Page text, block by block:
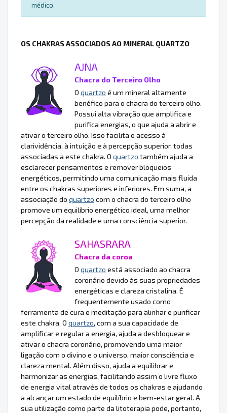
médico.
OS CHAKRAS ASSOCIADOS AO MINERAL QUARTZO
AJNA
Chacra do Terceiro Olho
O quartzo é um mineral altamente
benéfico para o chacra do terceiro olho.
Possui alta vibração que amplifica e
purifica energias, o que ajuda a abrir e
ativar o terceiro olho. Isso facilita o acesso à
clarividência, à intuição e à percepção superior, todas
associadas a este chakra. O quartzo também ajuda a
esclarecer pensamentos e remover bloqueios
energéticos, permitindo uma comunicação mais fluida
entre os chakras superiores e inferiores. Em suma, a
associação do quartzo com o chacra do terceiro olho
promove um equilíbrio energético ideal, uma melhor
percepção da realidade e uma consciência superior.
SAHASRARA
Chacra da coroa
O quartzo está associado ao chacra
coronário devido às suas propriedades
energéticas e clareza cristalina. É
frequentemente usado como
ferramenta de cura e meditação para alinhar e purificar
este chakra. O quartzo, com a sua capacidade de
amplificar e regular a energia, ajuda a desbloquear e
ativar o chacra coronário, promovendo uma maior
ligação com o divino e o universo, maior consciência e
clareza mental. Além disso, ajuda a equilibrar e
harmonizar as energias, facilitando assim o livre fluxo
de energia vital através de todos os chakras e ajudando
a alcançar um estado de equilíbrio e bem-estar geral. A
sua utilização como parte da litoterapia pode, portanto,